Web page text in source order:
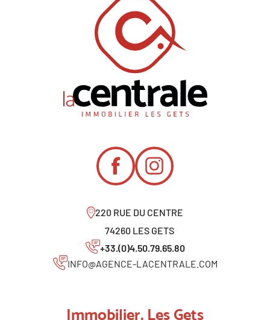
220 RUE DU CENTRE
74260 LES GETS
+33.(0)4.50.79.65.80
INFO@AGENCE-LACENTRALE.COM
Immobilier, Les Gets